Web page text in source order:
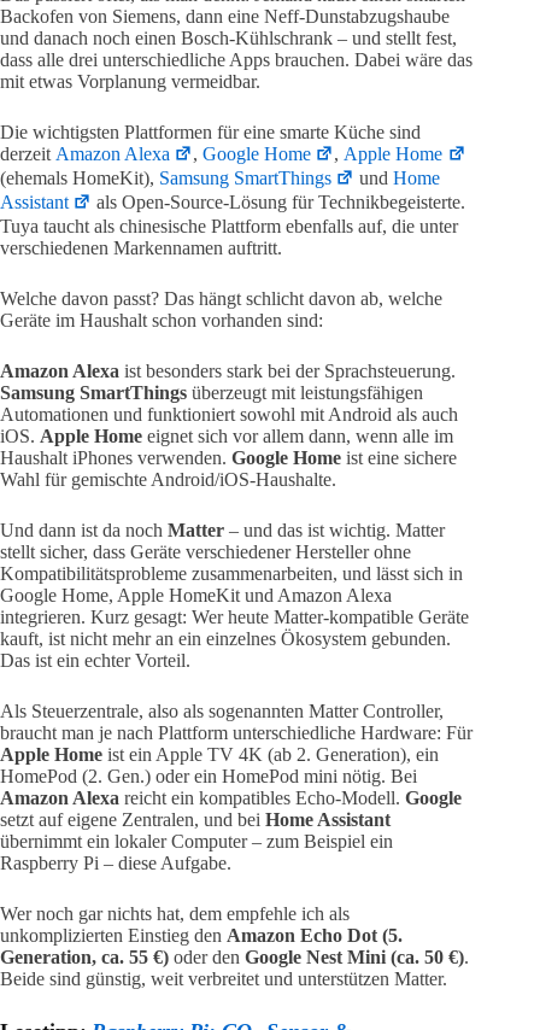
Backofen von Siemens, dann eine Neff-Dunstabzugshaube
und danach noch einen Bosch-Kühlschrank – und stellt fest,
dass alle drei unterschiedliche Apps brauchen. Dabei wäre das
mit etwas Vorplanung vermeidbar.
Die wichtigsten Plattformen für eine smarte Küche sind
derzeit Amazon Alexa ,Google Home , Apple Home
(ehemals HomeKit), Samsung SmartThings undHome
Assistant
als Open-Source-Lösung für Technikbegeisterte.
Tuya taucht als chinesische Plattform ebenfalls auf, die unter
verschiedenen Markennamen auftritt.
Welche davon passt? Das hängt schlicht davon ab, welche
Geräte im Haushalt schon vorhanden sind:
Amazon Alexa ist besonders stark bei der Sprachsteuerung.
Samsung SmartThings überzeugt mit leistungsfähigen
Automationen und funktioniert sowohl mit Android als auch
iOS. Apple Home eignet sich vor allem dann, wenn alle im
Haushalt iPhones verwenden. Google Home ist eine sichere
Wahl für gemischte Android/iOS-Haushalte.
Und dann ist da noch Matter – und das ist wichtig. Matter
stellt sicher, dass Geräte verschiedener Hersteller ohne
Kompatibilitätsprobleme zusammenarbeiten, und lässt sich in
Google Home, Apple HomeKit und Amazon Alexa
integrieren. Kurz gesagt: Wer heute Matter-kompatible Geräte
kauft, ist nicht mehr an ein einzelnes Ökosystem gebunden.
Das ist ein echter Vorteil.
Als Steuerzentrale, also als sogenannten Matter Controller,
braucht man je nach Plattform unterschiedliche Hardware: Für
Apple Home ist ein Apple TV 4K (ab 2. Generation), ein
HomePod (2. Gen.) oder ein HomePod mini nötig. Bei
Amazon Alexa reicht ein kompatibles Echo-Modell. Google
setzt auf eigene Zentralen, und bei Home Assistant
übernimmt ein lokaler Computer – zum Beispiel ein
Raspberry Pi – diese Aufgabe.
Wer noch gar nichts hat, dem empfehle ich als
unkomplizierten Einstieg den Amazon Echo Dot (5.
Generation, ca. 55 €) oder den Google Nest Mini (ca. 50 €).
Beide sind günstig, weit verbreitet und unterstützen Matter.